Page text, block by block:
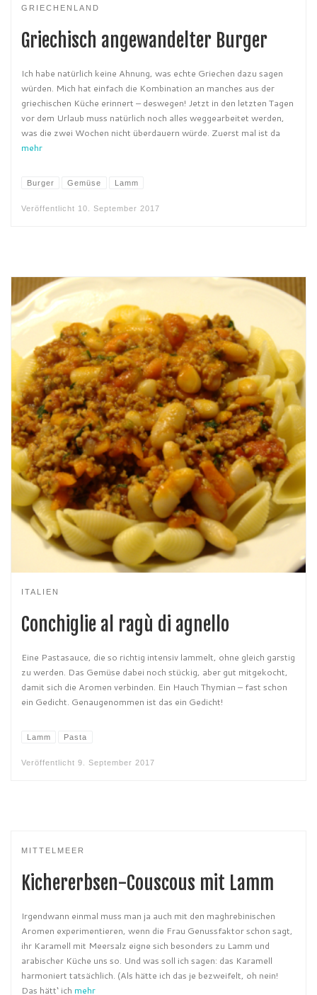
GRIECHENLAND
Griechisch angewandelter Burger
Ich habe natürlich keine Ahnung, was echte Griechen dazu sagen
würden. Mich hat einfach die Kombination an manches aus der
griechischen Küche erinnert – deswegen! Jetzt in den letzten Tagen
vor dem Urlaub muss natürlich noch alles weggearbeitet werden,
was die zwei Wochen nicht überdauern würde. Zuerst mal ist da
mehr
Burger Gemüse Lamm
Veröffentlicht 10. September 2017
ITALIEN
Conchiglie al ragù di agnello
Eine Pastasauce, die so richtig intensiv lammelt, ohne gleich garstig
zu werden. Das Gemüse dabei noch stückig, aber gut mitgekocht,
damit sich die Aromen verbinden. Ein Hauch Thymian – fast schon
ein Gedicht. Genaugenommen ist das ein Gedicht!
Lamm Pasta
Veröffentlicht 9. September 2017
MITTELMEER
Kichererbsen-Couscous mit Lamm
Irgendwann einmal muss man ja auch mit den maghrebinischen
Aromen experimentieren, wenn die Frau Genussfaktor schon sagt,
ihr Karamell mit Meersalz eigne sich besonders zu Lamm und
arabischer Küche uns so. Und was soll ich sagen: das Karamell
harmoniert tatsächlich. (Als hätte ich das je bezweifelt, oh nein!
Das hätt‘ ich mehr